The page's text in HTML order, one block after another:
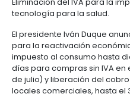
salario mínimo, es
recursos, se logró dar
El Ministerio de
Bancóldex e Innpulsa
Programa Delta, el
empresas de todo el